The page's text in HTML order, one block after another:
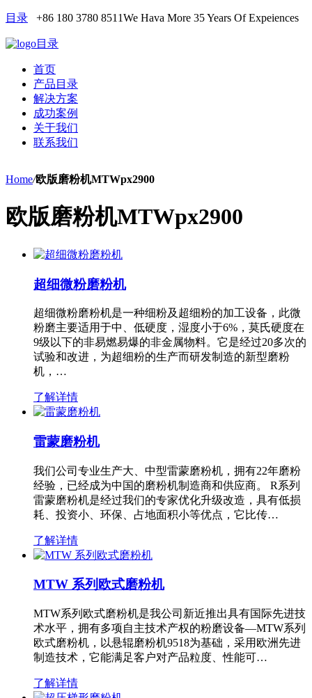
目录 +86 180 3780 8511We Hava More 35 Years Of Expeiences
目录
首页
产品目录
解决方案
成功案例
关于我们
联系我们
Home/欧版磨粉机MTWpx2900
欧版磨粉机MTWpx2900
超细微粉磨粉机
超细微粉磨粉机是一种细粉及超细粉的加工设备，此微
粉磨主要适用于中、低硬度，湿度小于6%，莫氏硬度在
9级以下的非易燃易爆的非金属物料。它是经过20多次的
试验和改进，为超细粉的生产而研发制造的新型磨粉
机，…
了解详情
雷蒙磨粉机
我们公司专业生产大、中型雷蒙磨粉机，拥有22年磨粉
经验，已经成为中国的磨粉机制造商和供应商。 R系列
雷蒙磨粉机是经过我们的专家优化升级改造，具有低损
耗、投资小、环保、占地面积小等优点，它比传…
了解详情
MTW 系列欧式磨粉机
MTW系列欧式磨粉机是我公司新近推出具有国际先进技
术水平，拥有多项自主技术产权的粉磨设备—MTW系列
欧式磨粉机，以悬辊磨粉机9518为基础，采用欧洲先进
制造技术，它能满足客户对产品粒度、性能可…
了解详情